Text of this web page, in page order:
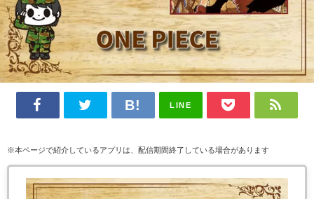
LINE
※本ページで紹介しているアプリは、配信期間終了している場合があります